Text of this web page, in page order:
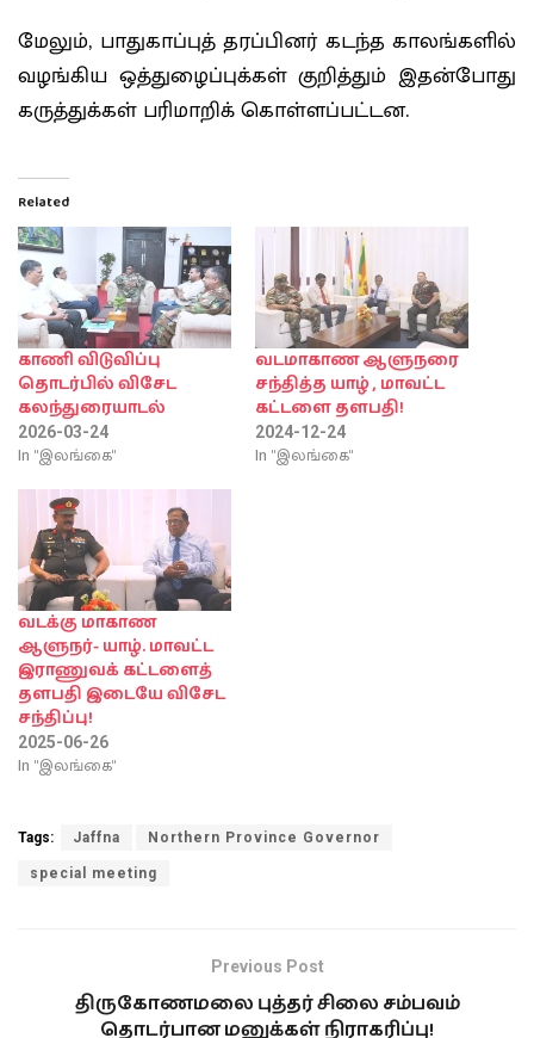
மேலும், பாதுகாப்புத் தரப்பினர் கடந்த காலங்களில்
வழங்கிய ஒத்துழைப்புக்கள் குறித்தும் இதன்போது
கருத்துக்கள் பரிமாறிக் கொள்ளப்பட்டன.
Related
காணி விடுவிப்பு
தொடர்பில் விசேட
கலந்துரையாடல்
2026-03-24
In "இலங்கை"
வடமாகாண ஆளுநரை
சந்தித்த யாழ் , மாவட்ட
கட்டளை தளபதி!
2024-12-24
In "இலங்கை"
வடக்கு மாகாண
ஆளுநர்- யாழ். மாவட்ட
இராணுவக் கட்டளைத்
தளபதி இடையே விசேட
சந்திப்பு!
2025-06-26
In "இலங்கை"
Tags: Jaffna Northern Province Governor
special meeting
Previous Post
திருகோணமலை புத்தர் சிலை சம்பவம்
தொடர்பான மனுக்கள் நிராகரிப்பு!